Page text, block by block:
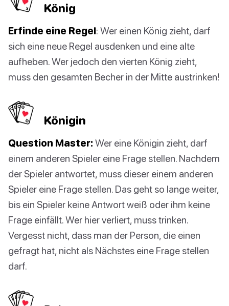
König
Erfinde eine Regel: Wer einen König zieht, darf
sich eine neue Regel ausdenken und eine alte
aufheben. Wer jedoch den vierten König zieht,
muss den gesamten Becher in der Mitte austrinken!
Königin
Question Master: Wer eine Königin zieht, darf
einem anderen Spieler eine Frage stellen. Nachdem
der Spieler antwortet, muss dieser einem anderen
Spieler eine Frage stellen. Das geht so lange weiter,
bis ein Spieler keine Antwort weiß oder ihm keine
Frage einfällt. Wer hier verliert, muss trinken.
Vergesst nicht, dass man der Person, die einen
gefragt hat, nicht als Nächstes eine Frage stellen
darf.